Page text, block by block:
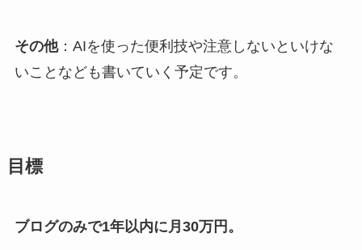
その他：AIを使った便利技や注意しないといけな
いことなども書いていく予定です。
目標
ブログのみで1年以内に月30万円。